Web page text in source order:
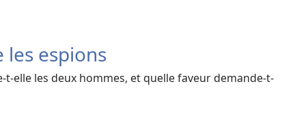
les espions
t-elle les deux hommes, et quelle faveur demande-t-